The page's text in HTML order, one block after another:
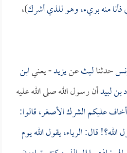
منه بريء، وهو للذي أشرك)،
حدثناليثعنيزيد- يعنيابن
بن لبيدأن رسول الله صلى الله عليه
عليكم الشرك الأصغر، قالوا:
قال: الرياء، يقول الله يوم